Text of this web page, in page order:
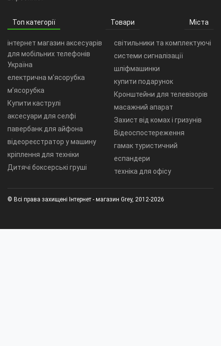
Топ категорії Товари Міста
інтернет магазин аксесуарів
для мобільних телефонів
Україна
електрична м'ясорубка
м’ясорубка
Купити каструлі
аксесуари для селфі
павербанк для айфона
відеореєстратор у машину
кріплення для техніки
Дитячі боксерські груші
світильники та комплектуючі
системи сигналізації
шліфмашинки
купити подарунок
Кронштейни для телевізорів
масажний апарат
Захист від комах і гризунів
Відеоспостереження
гамак туристичний
еспандери
техніка для офісу
© Всі права захищені Інтернет - магазин Grey, 2012-2026